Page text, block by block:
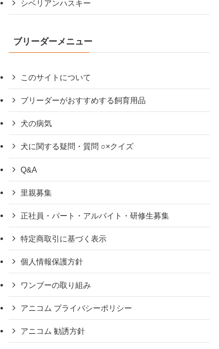
シベリアンハスキー
ブリーダーメニュー
このサイトについて
ブリーダーがおすすめする飼育用品
犬の病気
犬に関する疑問・質問 ○×クイズ
Q&A
里親募集
正社員・パート・アルバイト・研修生募集
特定商取引に基づく表示
個人情報保護方針
ワンブーの取り組み
アニコム プライバシーポリシー
アニコム 勧誘方針